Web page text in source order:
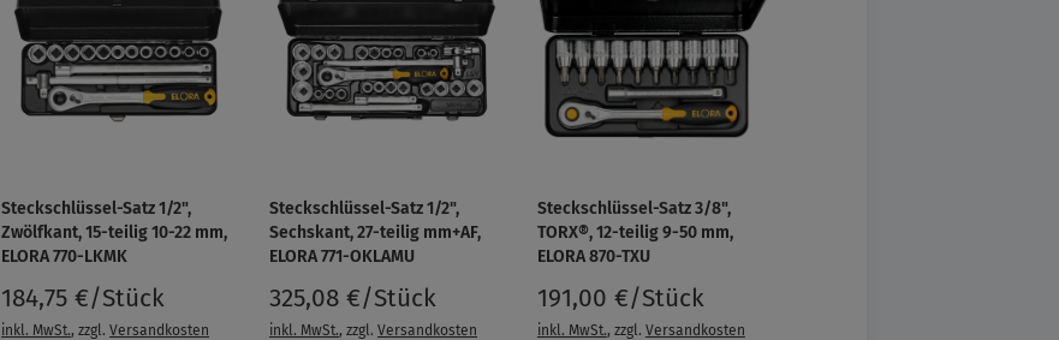
Steckschlüssel-Satz 1/2",
Zwölfkant, 15-teilig 10-22 mm,
ELORA 770-LKMK
184,75 €/Stück
inkl. MwSt., zzgl.Versandkosten
Steckschlüssel-Satz 1/2",
Sechskant, 27-teilig mm+AF,
ELORA 771-OKLAMU
325,08 €/Stück
inkl. MwSt., zzgl. Versandkosten
Steckschlüssel-Satz 3/8",
TORX®, 12-teilig 9-50 mm,
ELORA 870-TXU
191,00 €/Stück
inkl. MwSt., zzgl. Versandkosten